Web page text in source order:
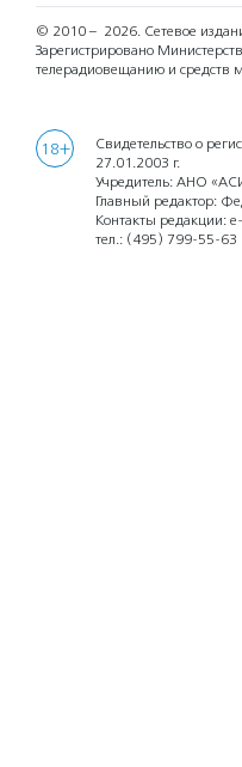
© 2010 – 2026. Сетевое
Зарегистрировано
телерадиовещанию и средств
18+
Свидетельство о
27.01.2003 г.
Учредитель: АНО
Главный редактор:
Контакты редакции:
тел.: (495) 799-55-63